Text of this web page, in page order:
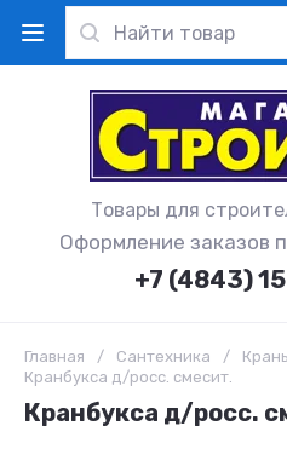
Товары для
Оформление заказов
+7 (4843)
Главная / Сантехника /
Кранбукса д/росс. смесит.
Кранбукса д/росс.